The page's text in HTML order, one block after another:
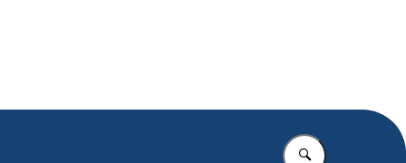
Vul in wat u